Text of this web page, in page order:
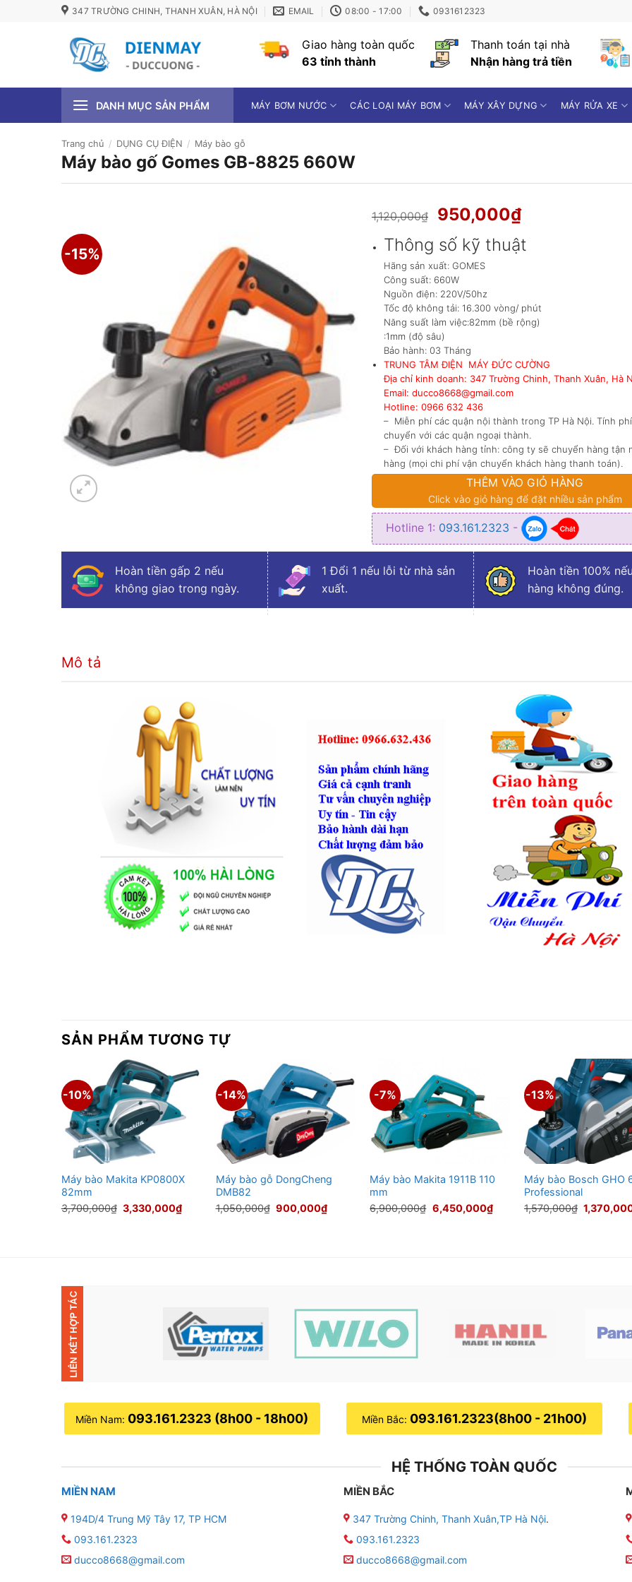
347 TRƯỜNG CHINH, THANH XUÂN, HÀ NỘI EMAIL 08:00 - 17:00 0931612323
Giao hàng toàn quốc
63 tỉnh thành
Thanh toán tại nhà
Nhận hàng trả tiền
DANH MỤC SẢN PHẨM MÁY BƠM NƯỚC CÁC LOẠI MÁY BƠM MÁY XÂY DỰNG MÁY RỬA XE
Trang chủ / DỤNG CỤ ĐIỆN / Máy bào gỗ
Máy bào gố Gomes GB-8825 660W
-15%
1,120,000₫
Giá
là:
1,120,000₫.
950,000₫Giá
tại
Thông số kỹ thuật
Hãng sản xuất: GOMES
Công suất: 660W
Nguồn điện: 220V/50hz
Tốc độ không tải: 16.300 vòng/ phút
Năng suất làm việc:82mm (bề rộng)
:1mm (độ sâu)
Bảo hành: 03 Tháng
TRUNG TÂM ĐIỆN MÁY ĐỨC CƯỜNG
Địa chỉ kinh doanh: 347 Trường Chinh, Thanh Xuân, Hà
Email: ducco8668@gmail.com
Hotline: 0966 632 436
– Miễn phí các quận nội thành trong TP Hà Nội. Tính
chuyển với các quận ngoại thành.
– Đối với khách hàng tỉnh: công ty sẽ chuyển hàng tận
hàng (mọi chi phí vận chuyển khách hàng thanh toán).
THÊM VÀO GIỎ HÀNG
Click vào giỏ hàng để đặt nhiều sản phẩm
Hotline 1: 093.161.2323 -
Hoàn tiền gấp 2 nếu
không giao trong ngày.
1 Đổi 1 nếu lỗi từ nhà sản
xuất.
Hoàn tiền 100%
hàng không đúng.
Mô tả
SẢN PHẨM TƯƠNG TỰ
-10%
Máy bào Makita KP0800X
82mm
3,700,000₫ Giá
gốc
3,330,000₫Giá
-14%
Máy bào gỗ DongCheng
DMB82
1,050,000₫ Giá
900,000₫Giá
hiện
-7%
Máy bào Makita 1911B 110
mm
6,900,000₫ Giá
gốc
6,450,000₫Giá
hiện
-13%
Máy bào Bosch GHO
Professional
1,570,000₫ Giá
gốc
Miền Nam: 093.161.2323 (8h00 - 18h00) Miền Bắc: 093.161.2323(8h00 - 21h00)
HỆ THỐNG TOÀN QUỐC
MIỀN NAM
194D/4 Trung Mỹ Tây 17, TP HCM
093.161.2323
ducco8668@gmail.com
MIỀN BẮC
347 Trường Chinh, Thanh Xuân,TP Hà Nội.
093.161.2323
ducco8668@gmail.com